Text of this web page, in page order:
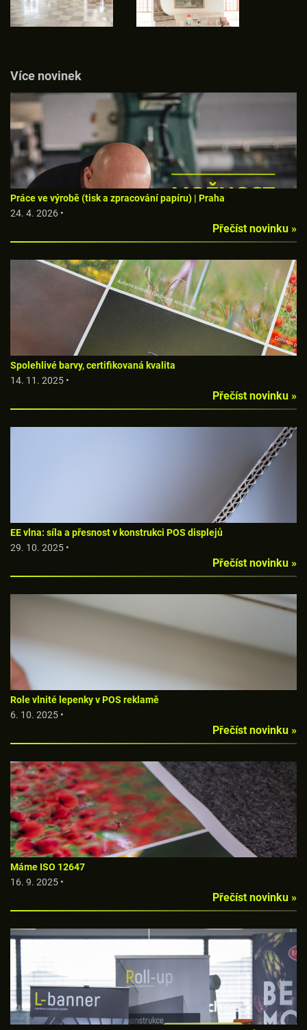
Více novinek
Práce ve výrobě (tisk a zpracování papíru) | Praha
24. 4. 2026 •
Přečíst novinku »
Spolehlivé barvy, certifikovaná kvalita
14. 11. 2025 •
Přečíst novinku »
EE vlna: síla a přesnost v konstrukci POS displejů
29. 10. 2025 •
Přečíst novinku »
Role vlnité lepenky v POS reklamě
6. 10. 2025 •
Přečíst novinku »
Máme ISO 12647
16. 9. 2025 •
Přečíst novinku »